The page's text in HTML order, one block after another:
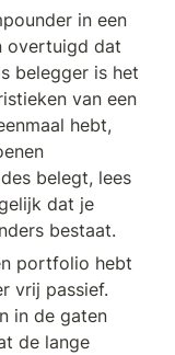
in een
overtuigd dat
belegger is het
van een
hebt,
belegt, lees
dat je
bestaat.
portfolio hebt
vrij passief.
in de gaten
de lange